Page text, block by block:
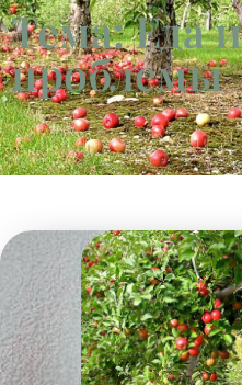
Тема: Еда
проблемы